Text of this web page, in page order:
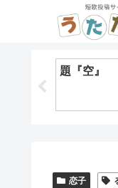
題『空』
恋子